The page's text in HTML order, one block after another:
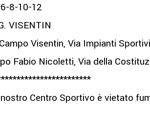
8-10-12
VISENTIN
Visentin, Via Impianti
Fabio Nicoletti, Via della
nostro Centro Sportivo è vietato